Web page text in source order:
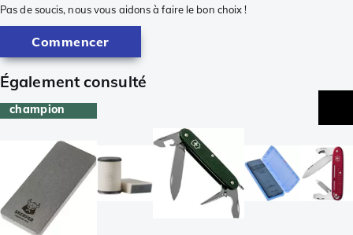
Pas de soucis, nous vous aidons à faire le bon choix !
Commencer
Également consulté
champion